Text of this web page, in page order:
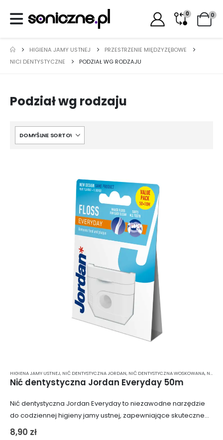
0 0
HIGIENA JAMY USTNEJ
PRZESTRZENIE MIĘDZYZĘBOWE
NICI DENTYSTYCZNE
PODZIAŁ WG RODZAJU
Podział wg rodzaju
HIGIENA JAMY USTNEJ, NIĆ DENTYSTYCZNA JORDAN, NIĆ DENTYSTYCZNA WOSKOWANA, NIĆ DENTYSTYCZNA Z MIĘTĄ
Nić dentystyczna Jordan Everyday 50m
Nić dentystyczna Jordan Everyday to niezawodne narzędzie
do codziennej higieny jamy ustnej, zapewniające skuteczne
usuwanie płytki nazębnej i resztek jedzenia z trudno
8,90 zł